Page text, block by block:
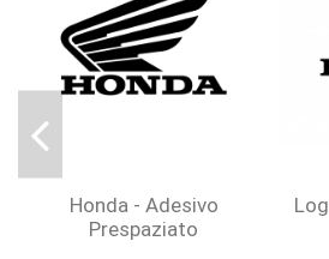
Honda - Adesivo
Prespaziato